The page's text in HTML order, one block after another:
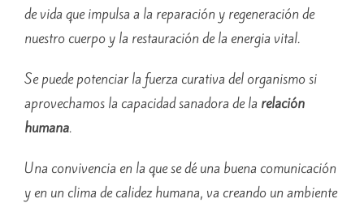
de vida que impulsa a la reparación y regeneración de
nuestro cuerpo y la restauración de la energia vital.
Se puede potenciar la fuerza curativa del organismo si
aprovechamos la capacidad sanadora de la relación
humana.
Una convivencia en la que se dé una buena comunicación
y en un clima de calidez humana, va creando un ambiente